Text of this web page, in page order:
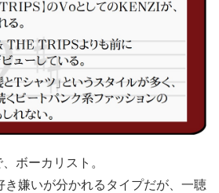
ボーカリスト。
き嫌いが分かれるタイプだが、一聴